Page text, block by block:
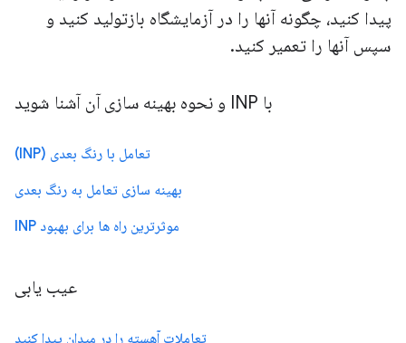
پیدا کنید، چگونه آنها را در آزمایشگاه بازتولید کنید و
سپس آنها را تعمیر کنید.
با INP و نحوه بهینه سازی آن آشنا شوید
تعامل با رنگ بعدی (INP)
بهینه سازی تعامل به رنگ بعدی
موثرترین راه ها برای بهبود INP
عیب یابی
تعاملات آهسته را در میدان پیدا کنید